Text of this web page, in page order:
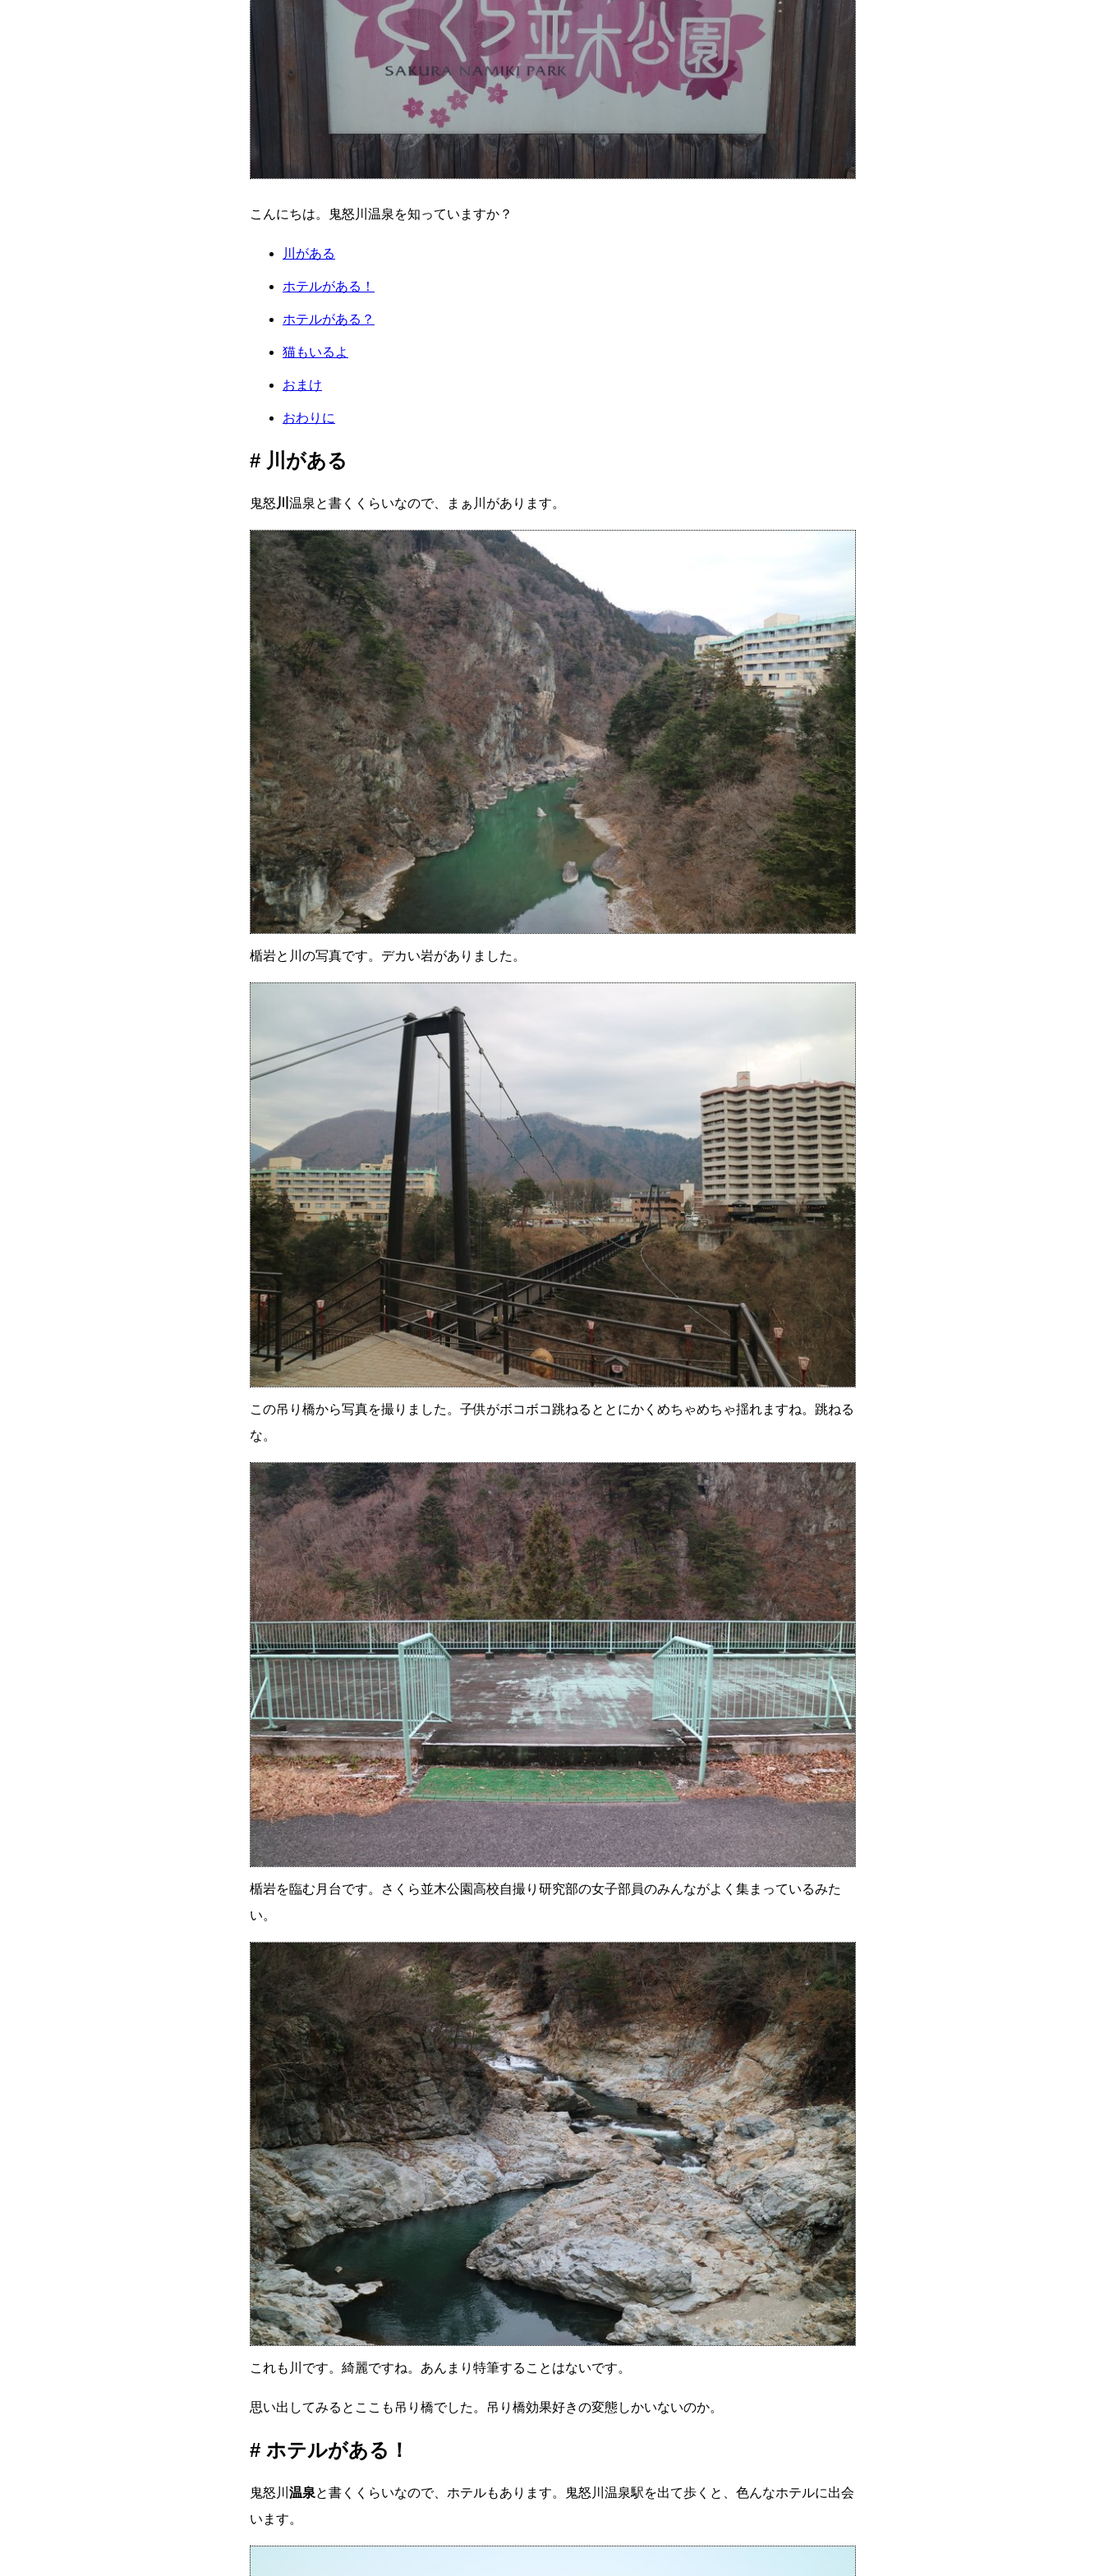
こんにちは。鬼怒川温泉を知っていますか？
川がある
ホテルがある！
ホテルがある？
猫もいるよ
おまけ
おわりに
川がある
鬼怒 川 温泉と書くくらいなので、まぁ川があります。
楯岩と川の写真です。デカい岩がありました。
この吊り橋から写真を撮りました。子供がボコボコ跳ねるととにかくめちゃめちゃ揺れますね。跳ねる
な。
楯岩を臨む月台です。さくら並木公園高校自撮り研究部の女子部員のみんながよく集まっているみた
い。
これも川です。綺麗ですね。あんまり特筆することはないです。
思い出してみるとここも吊り橋でした。吊り橋効果好きの変態しかいないのか。
ホテルがある！
鬼怒川 温泉と書くくらいなので、ホテルもあります。鬼怒川温泉駅を出て歩くと、色んなホテルに出会
います。